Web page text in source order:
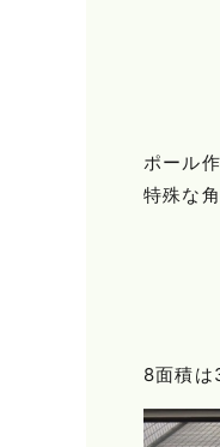
ポール
特殊な
8面積は